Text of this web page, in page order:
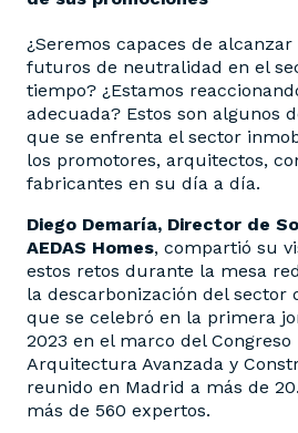
¿Seremos capaces de alcanzar
futuros de neutralidad en el
tiempo? ¿Estamos
adecuada? Estos son algunos
que se enfrenta el sector
los promotores, arquitectos,
fabricantes en su día a día.
Diego Demaría, Director de
AEDAS Homes, compartió su
estos retos durante la mesa
la descarbonización del sector
que se celebró en la primera
2023 en el marco del Congreso
Arquitectura Avanzada y
reunido en Madrid a más de
más de 560 expertos.